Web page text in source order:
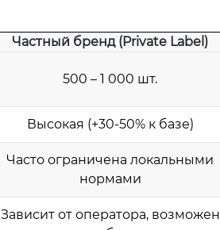
Частный бренд (Private Label)
500 – 1 000 шт.
Высокая (+30-50% к базе)
Часто ограничена локальными
нормами
Зависит от оператора, возможен